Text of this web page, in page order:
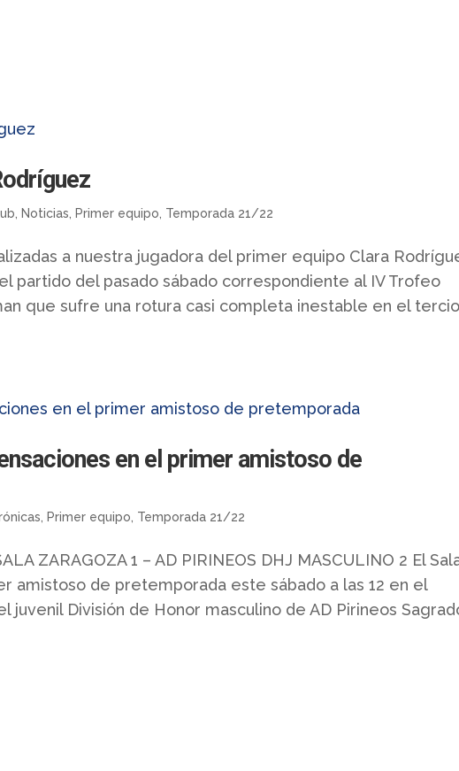
Noticias Primer equipo Temporada 21/22
a nuestra jugadora del primer equipo Clara
partido del pasado sábado correspondiente al IV Trofeo
que sufre una rotura casi completa inestable en el
en el primer amistoso de
Primer equipo Temporada 21/22
ZARAGOZA 1 – AD PIRINEOS DHJ MASCULINO 2 El
amistoso de pretemporada este sábado a las 12 en el
juvenil División de Honor masculino de AD Pirineos